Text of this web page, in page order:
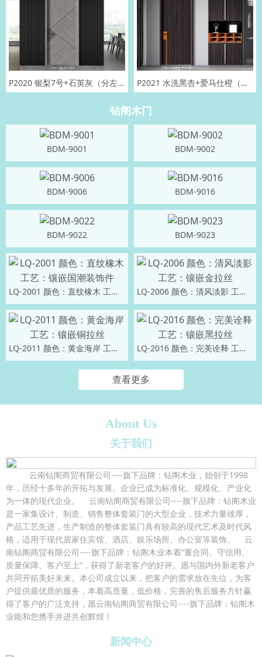
P2020 银梨7号+石英灰（分左右） P2021 水洗黑杏+爱马仕橙（分左右）
钻阁木门
BDM-9001 BDM-9002
BDM-9006 BDM-9016
BDM-9022 BDM-9023
LQ-2001 颜色：直纹橡木 工艺：镶嵌国潮装饰件 LQ-2006 颜色：清风淡影 工艺：镶嵌金拉丝
LQ-2011 颜色：黄金海岸 工艺：镶嵌铜拉丝 LQ-2016 颜色：完美诠释 工艺：镶嵌黑拉丝
查看更多
About Us
关于我们
云南钻阁商贸有限公司----旗下品牌：钻阁木业，始创于1998
年，历经十多年的开拓与发展。企业已成为标准化、规模化、产业化
为一体的现代企业。 云南钻阁商贸有限公司----旗下品牌：钻阁木业
是一家集设计、制造、销售整体套装门的大型企业，技术力量雄厚，
产品工艺先进，生产制造的整体套装门具有较高的现代艺术及时代风
格，适用于现代居家住宾馆、酒店、娱乐场所、办公室等装饰。 云
南钻阁商贸有限公司----旗下品牌：钻阁木业本着“重合同、守信用、
质量保障、客户至上”，获得了新老客户的好评。愿与国内外新老客户
共同开拓美好未来。本公司成立以来，把客户的需求放在先位，为客
户提供最优质的服务，本着高质量，低价格，完善的售后服务方针赢
得了客户的广泛支持，愿云南钻阁商贸有限公司----旗下品牌：钻阁木
业能和您携手并进共创辉煌！
新闻中心